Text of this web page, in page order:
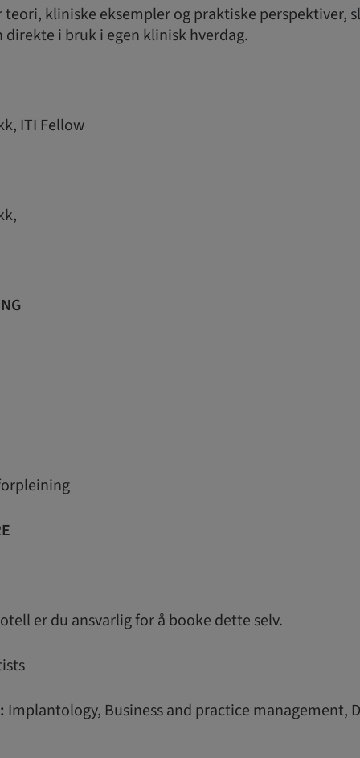
kliniske eksempler og praktiske perspektiver,
i bruk i egen klinisk hverdag.
ITI Fellow
er du ansvarlig for å booke dette selv.
Implantology, Business and practice management,